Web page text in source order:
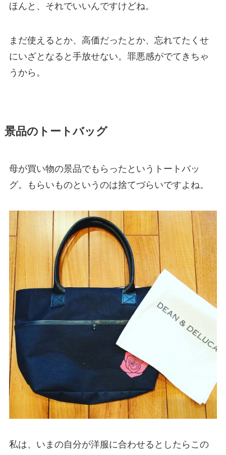
ほんと、それでいいんですけどね。
まだ使えるとか、高価だったとか、忘れてたくせ
にいざとなると手放せない。罪悪感がでてきちゃ
うから。
景品のトートバッグ
母が買い物の景品でもらったというトートバッ
グ。もらいものというのは捨てづらいですよね。
私は、いまの自分が洋服に合わせるとしたらこの